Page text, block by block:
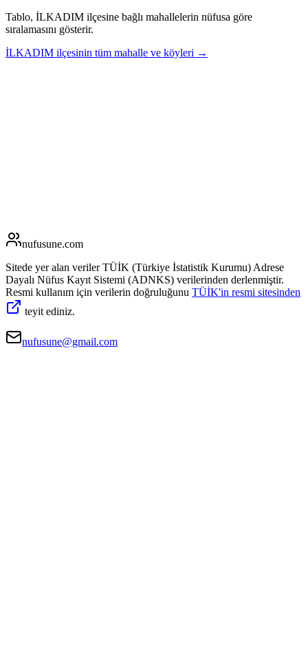
Tablo, İLKADIM ilçesine bağlı mahallelerin nüfusa göre
sıralamasını gösterir.
İLKADIM ilçesinin tüm mahalle ve köyleri →
nufusune.com
Sitede yer alan veriler TÜİK (Türkiye İstatistik Kurumu) Adrese
Dayalı Nüfus Kayıt Sistemi (ADNKS) verilerinden derlenmiştir.
Resmi kullanım için verilerin doğruluğunu TÜİK'in resmi sitesinden
teyit ediniz.
nufusune@gmail.com